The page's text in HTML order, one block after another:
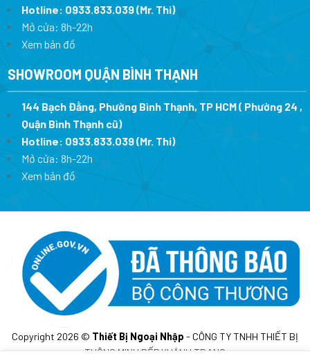
Hotline: 0933.833.039(Mr. Thi)
Mở cửa: 8h-22h
Xem bản đồ
SHOWROOM QUẬN BÌNH THẠNH
144 Bạch Đằng, Phường Bình Thạnh, TP HCM ( Phường 24 ,
Quận Bình Thạnh cũ)
Hotline: 0933.833.039(Mr. Thi)
Mở cửa: 8h-22h
Xem bản đồ
Copyright 2026 © Thiết Bị Ngoại Nhập - CÔNG TY TNHH THIẾT BỊ